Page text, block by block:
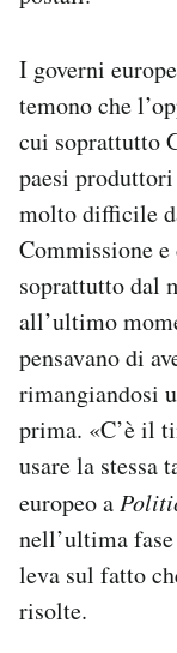
I governi
temono che
cui soprattutto
paesi
molto difficile
Commissione
soprattutto dal
all’ultimo
pensavano di
rimangiandosi
prima. «C’è il
usare la stessa
europeo a
nell’ultima
leva sul fatto
risolte.